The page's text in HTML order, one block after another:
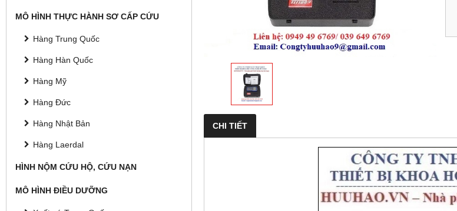
MÔ HÌNH THỰC HÀNH SƠ CẤP CỨU
Hàng Trung Quốc
Hàng Hàn Quốc
Hàng Mỹ
Hàng Đức
Hàng Nhật Bản
Hàng Laerdal
HÌNH NỘM CỨU HỘ, CỨU NẠN
MÔ HÌNH ĐIỀU DƯỠNG
CHI TIẾT